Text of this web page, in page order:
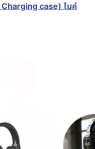
case) ไมค์